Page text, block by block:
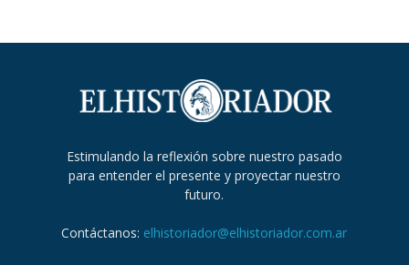
Estimulando la reflexión sobre nuestro pasado
para entender el presente y proyectar nuestro
futuro.
Contáctanos: elhistoriador@elhistoriador.com.ar